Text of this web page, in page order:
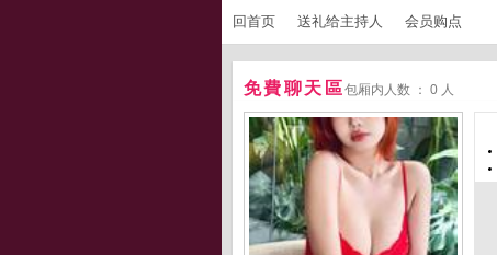
回首页 送礼给主持人 会员购点
免費聊天區包厢内人数 ： 0 人